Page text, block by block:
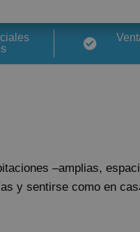
–amplias,
y sentirse como en